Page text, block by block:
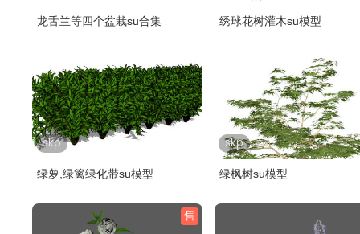
龙舌兰等四个盆栽su合集 绣球花树灌木su模型
skp
绿萝,绿篱绿化带su模型
skp
绿枫树su模型
售